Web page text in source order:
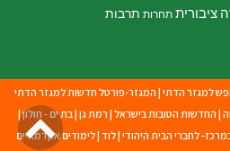
ציבורית תחרות תרבות
למגזר הדתי | המגזר-פורטל חדשות למגזר הדתי
| החדשות הטובות בישראל | רמת גן | בת ים - חולון|
לחברי הבית היהודי |לוד |לימודים אקדמאיים